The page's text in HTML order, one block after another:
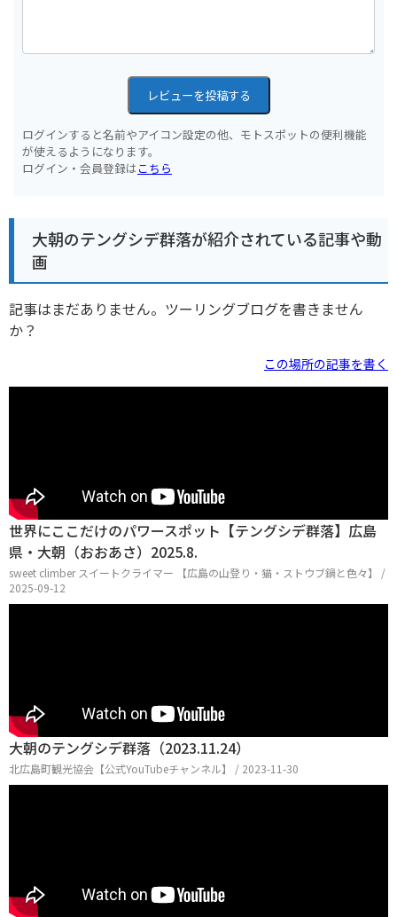
レビューを投稿する
ログインすると名前やアイコン設定の他、モトスポットの便利機能
が使えるようになります。
ログイン・会員登録はこちら
大朝のテングシデ群落が紹介されている記事や動
画
記事はまだありません。ツーリングブログを書きません
か？
この場所の記事を書く
世界にここだけのパワースポット【テングシデ群落】広島
県・大朝（おおあさ）2025.8.
sweet climber スイートクライマー 【広島の山登り・猫・ストウブ鍋と色々】 /
2025-09-12
大朝のテングシデ群落（2023.11.24）
北広島町観光協会【公式YouTubeチャンネル】 / 2023-11-30